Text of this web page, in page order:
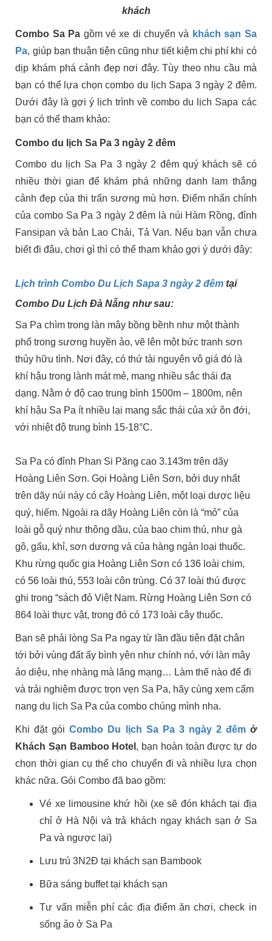
khách
Combo Sa Pa gồm vé xe di chuyển và khách sạn Sa
Pa, giúp bạn thuận tiện cũng như tiết kiệm chi phí khi có
dịp khám phá cảnh đẹp nơi đây. Tùy theo nhu cầu mà
bạn có thể lựa chọn combo du lịch Sapa 3 ngày 2 đêm.
Dưới đây là gợi ý lịch trình về combo du lịch Sapa các
bạn có thể tham khảo:
Combo du lịch Sa Pa 3 ngày 2 đêm
Combo du lịch Sa Pa 3 ngày 2 đêm quý khách sẽ có
nhiều thời gian để khám phá những danh lam thắng
cảnh đẹp của thị trấn sương mù hơn. Điểm nhấn chính
của combo Sa Pa 3 ngày 2 đêm là núi Hàm Rồng, đỉnh
Fansipan và bản Lao Chải, Tả Van. Nếu bạn vẫn chưa
biết đi đâu, chơi gì thì có thể tham khảo gợi ý dưới đây:
Lịch trình Combo Du Lịch Sapa 3 ngày 2 đêm tại
Combo Du Lịch Đà Nẵng như sau:
Sa Pa chìm trong làn mây bồng bềnh như một thành
phố trong sương huyền ảo, vẽ lên một bức tranh sơn
thủy hữu tình. Nơi đây, có thứ tài nguyên vô giá đó là
khí hậu trong lành mát mẻ, mang nhiều sắc thái đa
dạng. Nằm ở độ cao trung bình 1500m – 1800m, nên
khí hậu Sa Pa ít nhiều lại mang sắc thái của xứ ôn đới,
với nhiệt độ trung bình 15-18°C.
Sa Pa có đỉnh Phan Si Păng cao 3.143m trên dãy
Hoàng Liên Sơn. Gọi Hoàng Liên Sơn, bởi duy nhất
trên dãy núi này có cây Hoàng Liên, một loại dược liệu
quý, hiếm. Ngoài ra dãy Hoàng Liên còn là “mỏ” của
loài gỗ quý như thông dầu, của bao chim thú, như gà
gô, gấu, khỉ, sơn dương và của hàng ngàn loại thuốc.
Khu rừng quốc gia Hoàng Liên Sơn có 136 loài chim,
có 56 loài thú, 553 loài côn trùng. Có 37 loài thú được
ghi trong “sách đỏ Việt Nam. Rừng Hoàng Liên Sơn có
864 loài thực vật, trong đó có 173 loài cây thuốc.
Bạn sẽ phải lòng Sa Pa ngay từ lần đầu tiên đặt chân
tới bởi vùng đất ấy bình yên như chính nó, với làn mây
ảo diệu, nhẹ nhàng mà lãng mạng… Làm thế nào để đi
và trải nghiệm được trọn vẹn Sa Pa, hãy cùng xem cẩm
nang du lịch Sa Pa của combo chúng mình nha.
Khi đặt góiCombo Du lịch Sa Pa 3 ngày 2 đêmở
Khách Sạn Bamboo Hotel , bạn hoàn toàn được tự do
chọn thời gian cụ thể cho chuyến đi và nhiều lựa chọn
khác nữa. Gói Combo đã bao gồm:
Vé xe limousine khứ hồi (xe sẽ đón khách tại địa
chỉ ở Hà Nội và trả khách ngay khách sạn ở Sa
Pa và ngược lại)
Lưu trú 3N2Đ tại khách sạn Bambook
Bữa sáng buffet tại khách sạn
Tư vấn miễn phí các địa điểm ăn chơi, check in
sống ảo ở Sa Pa